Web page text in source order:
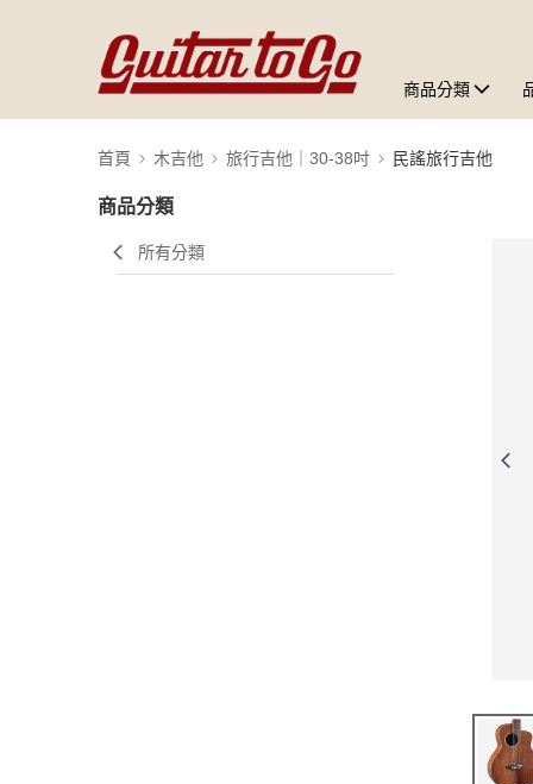
商品分類
首頁 木吉他 旅行吉他｜30-38吋 民謠旅行吉他
商品分類
所有分類